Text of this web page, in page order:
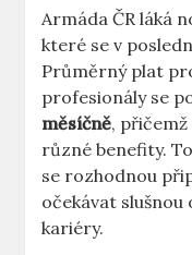
Armáda ČR láká
které se v
Průměrný plat
profesionály se
měsíčně,
různé benefity.
se rozhodnou
očekávat slušnou
kariéry.